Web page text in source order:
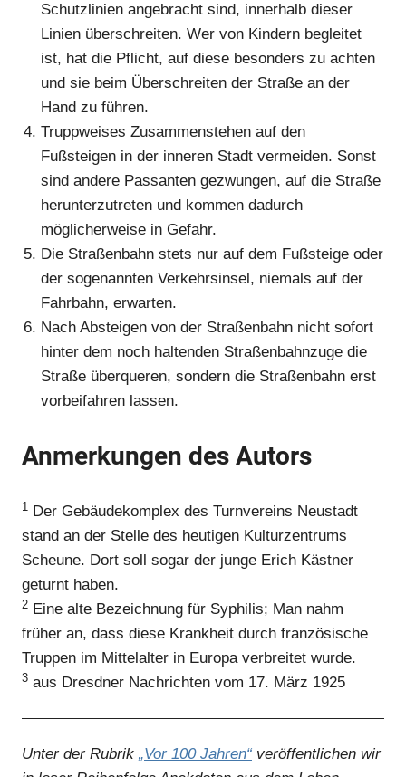
Schutzlinien angebracht sind, innerhalb dieser
Linien überschreiten. Wer von Kindern begleitet
ist, hat die Pflicht, auf diese besonders zu achten
und sie beim Überschreiten der Straße an der
Hand zu führen.
Truppweises Zusammenstehen auf den
Fußsteigen in der inneren Stadt vermeiden. Sonst
sind andere Passanten gezwungen, auf die Straße
herunterzutreten und kommen dadurch
möglicherweise in Gefahr.
Die Straßenbahn stets nur auf dem Fußsteige oder
der sogenannten Verkehrsinsel, niemals auf der
Fahrbahn, erwarten.
Nach Absteigen von der Straßenbahn nicht sofort
hinter dem noch haltenden Straßenbahnzuge die
Straße überqueren, sondern die Straßenbahn erst
vorbeifahren lassen.
Anmerkungen des Autors
1 Der Gebäudekomplex des Turnvereins Neustadt
stand an der Stelle des heutigen Kulturzentrums
Scheune. Dort soll sogar der junge Erich Kästner
geturnt haben.
2 Eine alte Bezeichnung für Syphilis; Man nahm
früher an, dass diese Krankheit durch französische
Truppen im Mittelalter in Europa verbreitet wurde.
3 aus Dresdner Nachrichten vom 17. März 1925
Unter der Rubrik „Vor 100 Jahren“ veröffentlichen wir